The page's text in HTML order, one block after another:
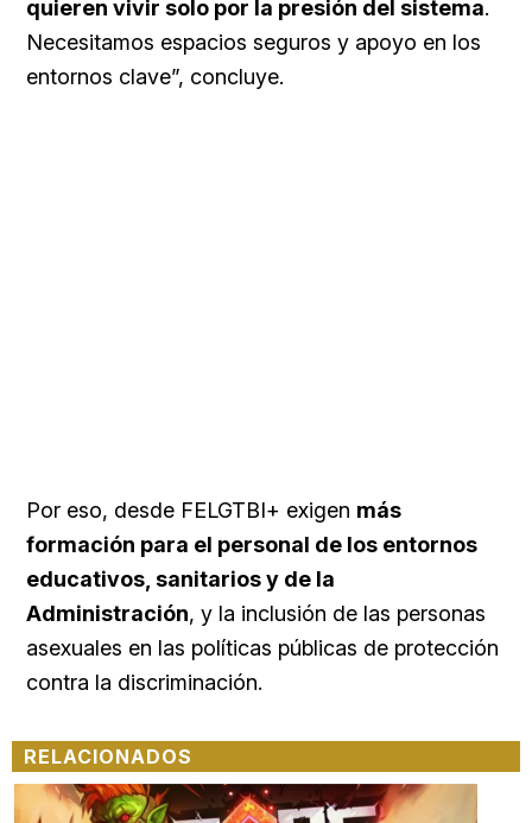
quieren vivir solo por la presión del sistema.
Necesitamos espacios seguros y apoyo en los
entornos clave”, concluye.
Por eso, desde FELGTBI+ exigen más
formación para el personal de los entornos
educativos, sanitarios y de la
Administración, y la inclusión de las personas
asexuales en las políticas públicas de protección
contra la discriminación.
RELACIONADOS